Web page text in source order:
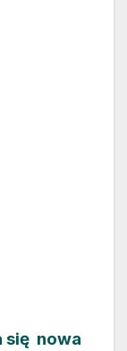
się nowa